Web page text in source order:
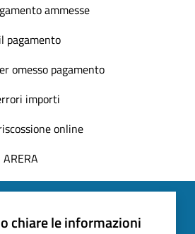
ammesse
pagamento
omesso pagamento
importi
online
chiare le informazioni